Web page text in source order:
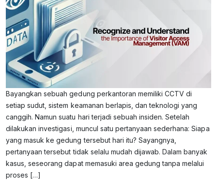
Bayangkan sebuah gedung perkantoran memiliki CCTV di
setiap sudut, sistem keamanan berlapis, dan teknologi yang
canggih. Namun suatu hari terjadi sebuah insiden. Setelah
dilakukan investigasi, muncul satu pertanyaan sederhana: Siapa
yang masuk ke gedung tersebut hari itu? Sayangnya,
pertanyaan tersebut tidak selalu mudah dijawab. Dalam banyak
kasus, seseorang dapat memasuki area gedung tanpa melalui
proses […]